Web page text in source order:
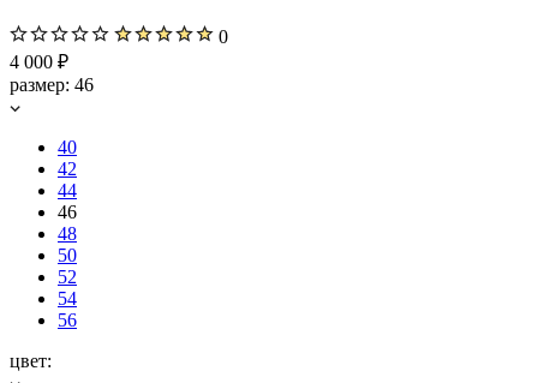
0
4 000 ₽
размер: 46
40
42
44
46
48
50
52
54
56
цвет: